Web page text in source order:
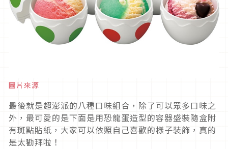
圖片來源
最後就是超澎派的八種口味組合，除了可以眾多口味之
外，最可愛的是下面是用恐龍蛋造型的容器盛裝隨盒附
有斑點貼紙，大家可以依照自己喜歡的樣子裝飾，真的
是太勸拜啦！